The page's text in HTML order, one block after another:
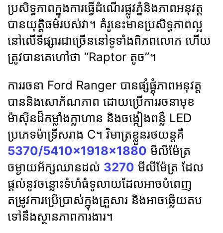
ប្រសិទ្ធភាពក្នុងការធ្វើដំណើរផ្លូវភ្នំនិងភាពអនុវត្ត
បានយុត្តិធម៌របស់វា។ គំរូនេះមានប្រសិទ្ធភាពល្អ
នៅលើទីផ្សារជាច្រើននៅទូទាំងពិភពលោក ហើយ
ត្រូវបានគេហៅថា “Raptor តូច”។
ការរចនា Ford Ranger បានផ្សំផ្គុំភាពអនុវត្ត
បាននិងសោភ័ណភាព ដោយប្រើការរចនាមុខ
ម៉ាស៊ីនដ៏កម្លាំងក្លាហាន និងចង្កៀងពន្លឺ LED
ប្រភេទម៉ាទ្រីសរាង C។ វិមាត្រខ្លួនរថយន្តគឺ
5370/5410×1918×1880 មីលីម៉ែត្រ
ចម្ងាយអ័ក្សឈានដល់ 3270 មីលីម៉ែត្រ ដែល
ផ្ដល់នូវចន្លោះទំហំធំទូលាយដែលអាចបំពេញ
តម្រូវការប្រើប្រាស់ក្នុងគ្រួសារ និងអាចឆ្លើយតប
ទៅនឹងស្ថានភាពការងារ។